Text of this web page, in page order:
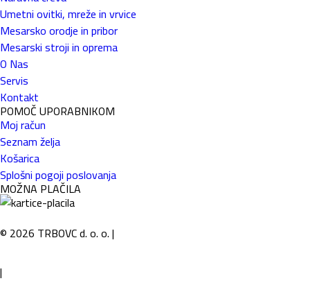
Umetni ovitki, mreže in vrvice
Mesarsko orodje in pribor
Mesarski stroji in oprema
O Nas
Servis
Kontakt
POMOČ UPORABNIKOM
Moj račun
Seznam želja
Košarica
Splošni pogoji poslovanja
MOŽNA PLAČILA
© 2026 TRBOVC d. o. o.|
|